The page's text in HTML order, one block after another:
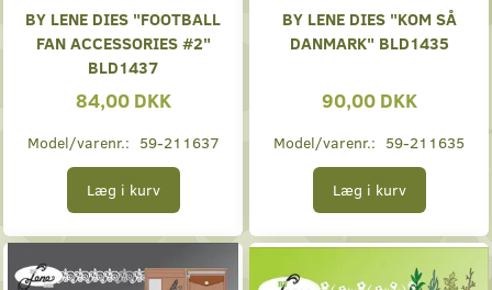
BY LENE DIES "FOOTBALL
FAN ACCESSORIES #2"
BLD1437
84,00 DKK
Model/varenr.: 59-211637
Læg i kurv
BY LENE DIES "KOM SÅ
DANMARK" BLD1435
90,00 DKK
Model/varenr.: 59-211635
Læg i kurv